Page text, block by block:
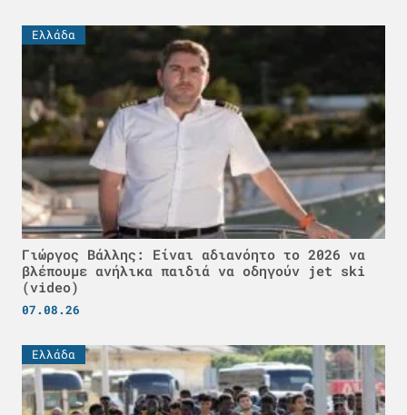
Ελλάδα
Γιώργος Βάλλης: Είναι αδιανόητο το 2026 να
βλέπουμε ανήλικα παιδιά να οδηγούν jet ski
(video)
07.08.26
Ελλάδα